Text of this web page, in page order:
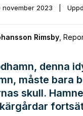
november 2023
Rimsby
denna
måste bara
skull.